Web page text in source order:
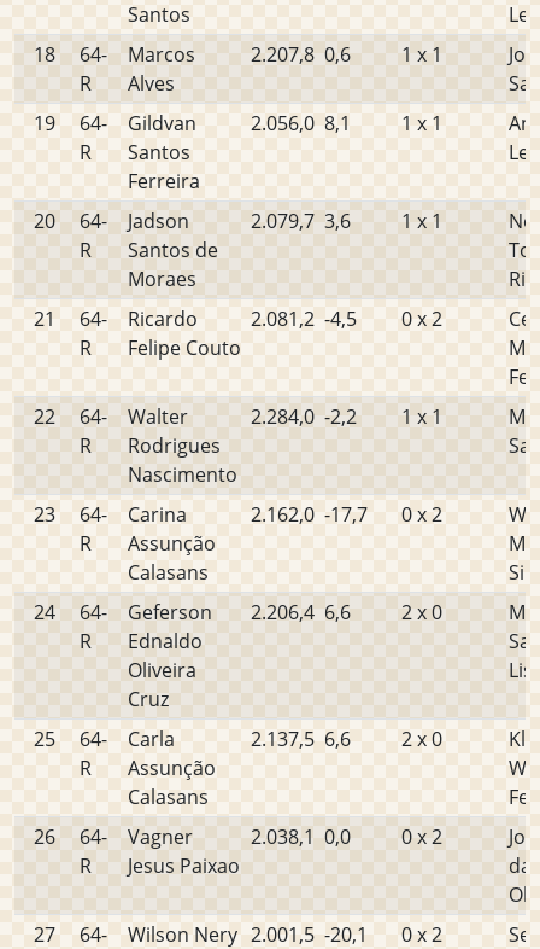
Santos
18
64-
R
Marcos
Alves
2.207,8 0,6 1 x 1
19
64-
R
Gildvan
Santos
Ferreira
2.056,0 8,1 1 x 1
20
64-
R
Jadson
Santos de
Moraes
2.079,7 3,6 1 x 1
21
64-
R
Ricardo
Felipe Couto
2.081,2 -4,5 0 x 2
22
64-
R
Walter
Rodrigues
Nascimento
2.284,0 -2,2 1 x 1
23
64-
R
Carina
Assunção
Calasans
2.162,0 -17,7 0 x 2
24
64-
R
Geferson
Ednaldo
Oliveira
Cruz
2.206,4 6,6 2 x 0
25
64-
R
Carla
Assunção
Calasans
2.137,5 6,6 2 x 0
26
64-
R
Vagner
Jesus Paixao
2.038,1 0,0 0 x 2
da
27
64-
Wilson Nery 2.001,5 -20,1 0 x 2